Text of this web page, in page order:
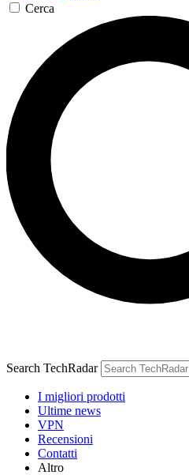
Cerca
Search TechRadar
I migliori prodotti
Ultime news
VPN
Recensioni
Contatti
Altro